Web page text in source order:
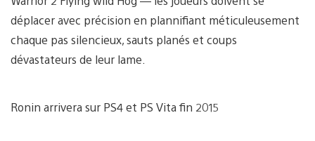
déplacer avec précision en plannifiant méticuleusement
chaque pas silencieux, sauts planés et coups
dévastateurs de leur lame.
Ronin arrivera sur PS4 et PS Vita fin 2015